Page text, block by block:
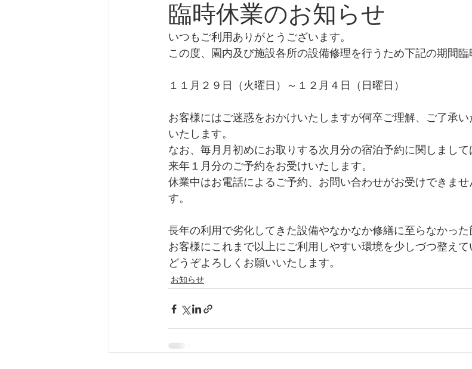
臨時休業のお知らせ
いつもご利用ありがとうございます。
この度、園内及び施設各所の設備修理を行うため下記の期間臨
１１月２９日（火曜日）～１２月４日（日曜日）
お客様にはご迷惑をおかけいたしますが何卒ご理解、ご了承
いたします。
なお、毎月月初めにお取りする次月分の宿泊予約に関しまし
来年１月分のご予約をお受けいたします。
休業中はお電話によるご予約、お問い合わせがお受けできま
す。
長年の利用で劣化してきた設備やなかなか修繕に至らなかった
お客様にこれまで以上にご利用しやすい環境を少しづつ整え
どうぞよろしくお願いいたします。
お知らせ